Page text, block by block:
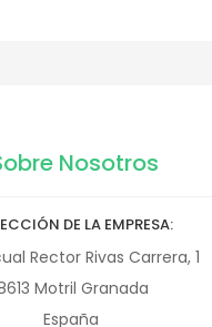
Nosotros
DE LA EMPRESA
Rector Rivas Carrera, 1
Motril Granada
España